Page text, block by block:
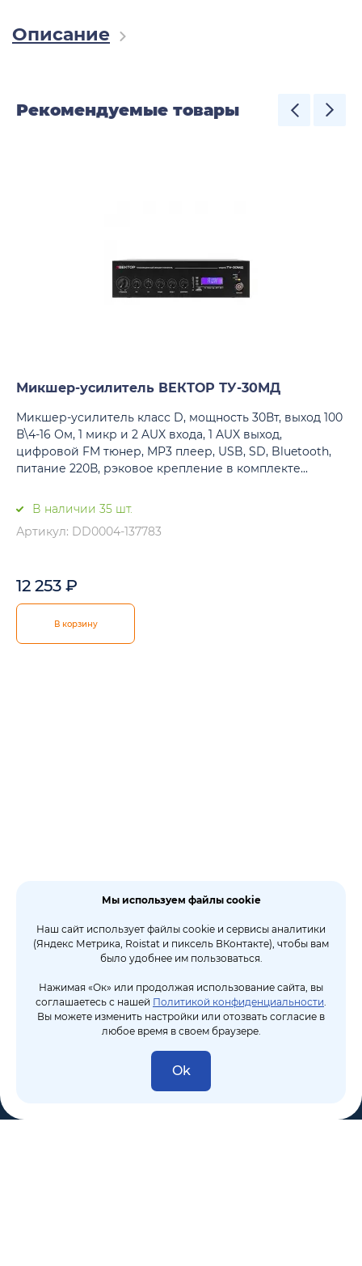
Описание
Рекомендуемые товары
Микшер-усилитель ВЕКТОР ТУ-30МД
Микшер-усилитель класс D, мощность 30Вт, выход 100
В\4-16 Ом, 1 микр и 2 AUX входа, 1 AUX выход,
цифровой FM тюнер, MP3 плеер, USB, SD, Bluetooth,
питание 220В, рэковое крепление в комплекте...
В наличии 35 шт.
Артикул: DD0004-137783
12 253 ₽
В корзину
Мы используем файлы cookie
Наш сайт использует файлы cookie и сервисы аналитики
(Яндекс Метрика, Roistat и пиксель ВКонтакте), чтобы вам
было удобнее им пользоваться.
Нажимая «Ок» или продолжая использование сайта, вы
соглашаетесь с нашей Политикой конфиденциальности.
Вы можете изменить настройки или отозвать согласие в
любое время в своем браузере.
Ok